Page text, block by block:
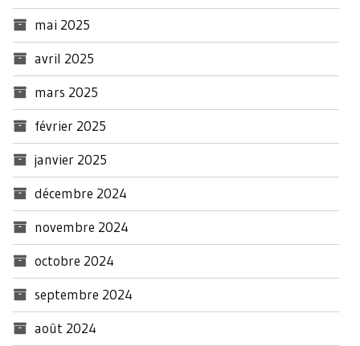
mai 2025
avril 2025
mars 2025
février 2025
janvier 2025
décembre 2024
novembre 2024
octobre 2024
septembre 2024
août 2024